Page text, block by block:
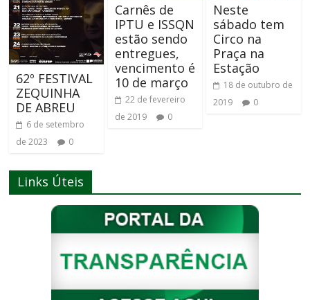
62º FESTIVAL
ZEQUINHA
DE ABREU
6 de setembro
de 2023
0
Carnês de
IPTU e ISSQN
estão sendo
entregues,
vencimento é
10 de março
22 de fevereiro
de 2019
0
Neste
sábado tem
Circo na
Praça na
Estação
18 de outubro de
2019
0
Links Úteis